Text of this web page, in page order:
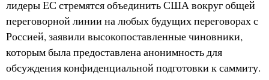
лидеры ЕС стремятся объединить США вокруг общей
переговорной линии на любых будущих переговорах с
Россией, заявили высокопоставленные чиновники,
которым была предоставлена анонимность для
обсуждения конфиденциальной подготовки к саммиту.